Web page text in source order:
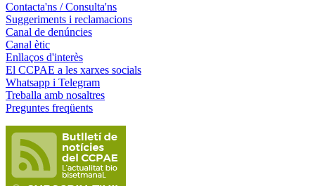
Contacta'ns / Consulta'ns
Suggeriments i reclamacions
Canal de denúncies
Canal ètic
Enllaços d'interès
El CCPAE a les xarxes socials
Whatsapp i Telegram
Treballa amb nosaltres
Preguntes freqüents